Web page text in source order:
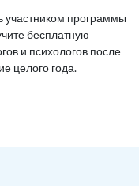
участником программы
бесплатную
и психологов после
целого года.